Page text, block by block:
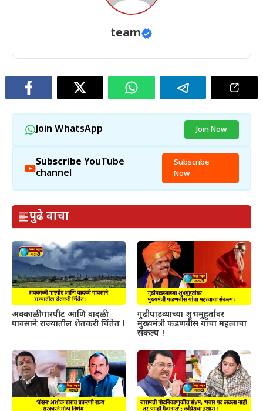
team
Join WhatsApp Join Now
Subscribe YouTube
channel
Subscribe
Now
पुढे वाचा
अवकाळी गारपीट आणि वादळी
पावसाने राज्यातील शेतकरी चिंतेत !
गुढीपाडव्याच्या शुभमुहूर्तावर
मुख्यमंत्री फडणवीस यांचा महत्वाचा
संकल्प !